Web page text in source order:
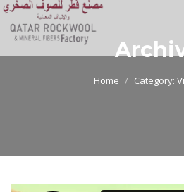
Home Category: